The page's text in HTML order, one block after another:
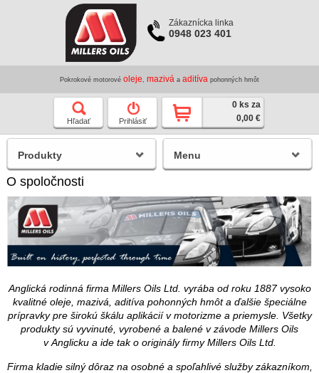
Zákaznícka linka
0948 023 401
Pokrokové motorové oleje mazivá a aditíva pohonných hmôt
Hľadať Prihlásiť
0 ks za
0,00 €
O spoločnosti
Anglická rodinná firma Millers Oils Ltd. vyrába od roku 1887 vysoko
kvalitné oleje, mazivá, aditíva pohonných hmôt a ďalšie špeciálne
prípravky pre širokú škálu aplikácií v motorizme a priemysle. Všetky
produkty sú vyvinuté, vyrobené a balené v závode Millers Oils
v Anglicku a ide tak o originály firmy Millers Oils Ltd.
Firma kladie silný dôraz na osobné a spoľahlivé služby zákazníkom,
Produkty Menu